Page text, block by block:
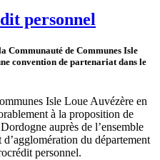
personnel
Communauté de Communes Isle
convention de partenariat dans le
Isle Loue Auvézère en
à la proposition de
auprès de l’ensemble
du département
personnel.